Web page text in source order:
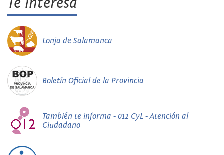
Lonja de Salamanca
Boletín Oficial de la Provincia
También te informa - 012 CyL - Atención al
Ciudadano